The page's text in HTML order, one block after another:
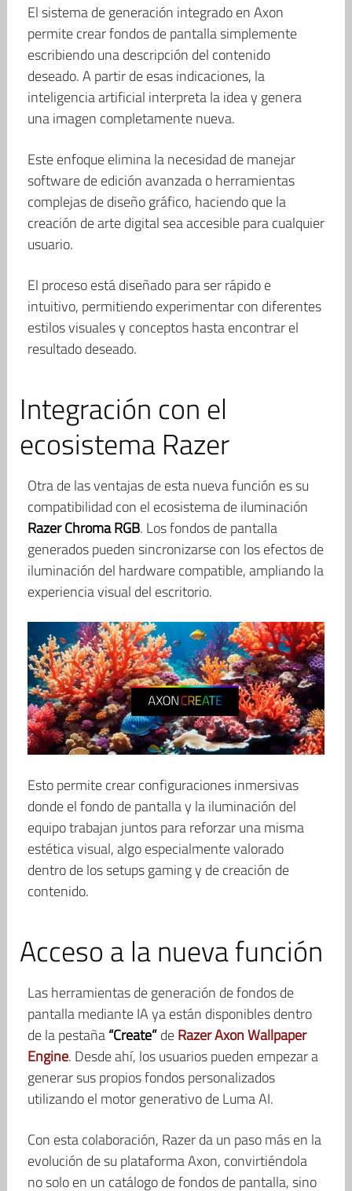
El sistema de generación integrado en Axon
permite crear fondos de pantalla simplemente
escribiendo una descripción del contenido
deseado. A partir de esas indicaciones, la
inteligencia artificial interpreta la idea y genera
una imagen completamente nueva.
Este enfoque elimina la necesidad de manejar
software de edición avanzada o herramientas
complejas de diseño gráfico, haciendo que la
creación de arte digital sea accesible para cualquier
usuario.
El proceso está diseñado para ser rápido e
intuitivo, permitiendo experimentar con diferentes
estilos visuales y conceptos hasta encontrar el
resultado deseado.
Integración con el
ecosistema Razer
Otra de las ventajas de esta nueva función es su
compatibilidad con el ecosistema de iluminación
Razer Chroma RGB. Los fondos de pantalla
generados pueden sincronizarse con los efectos de
iluminación del hardware compatible, ampliando la
experiencia visual del escritorio.
Esto permite crear configuraciones inmersivas
donde el fondo de pantalla y la iluminación del
equipo trabajan juntos para reforzar una misma
estética visual, algo especialmente valorado
dentro de los setups gaming y de creación de
contenido.
Acceso a la nueva función
Las herramientas de generación de fondos de
pantalla mediante IA ya están disponibles dentro
de la pestaña“Create”deRazer Axon Wallpaper
Engine. Desde ahí, los usuarios pueden empezar a
generar sus propios fondos personalizados
utilizando el motor generativo de Luma AI.
Con esta colaboración, Razer da un paso más en la
evolución de su plataforma Axon, convirtiéndola
no solo en un catálogo de fondos de pantalla, sino